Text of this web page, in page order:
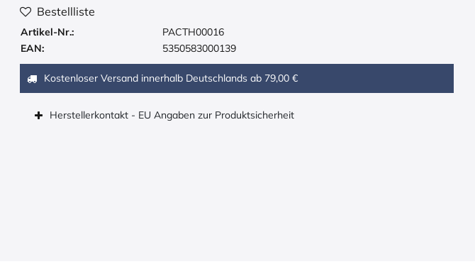
Bestellliste
Artikel-Nr.:
PACTH00016
EAN:
5350583000139
Kostenloser Versand innerhalb Deutschlands ab 79,00 €
Herstellerkontakt - EU Angaben zur Produktsicherheit